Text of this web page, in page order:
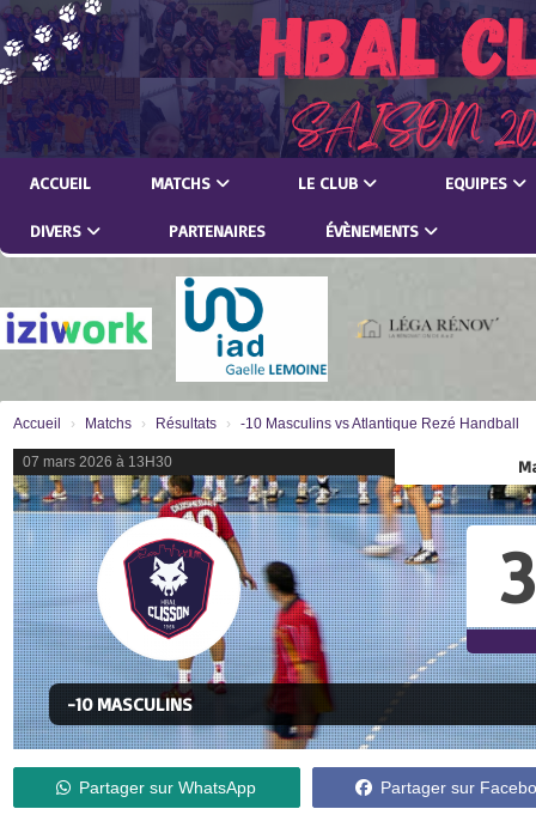
ACCUEIL MATCHS LE CLUB EQUIPES
DIVERS PARTENAIRES ÉVÈNEMENTS
Accueil Matchs Résultats -10 Masculins vs Atlantique Rezé Handball
07 mars 2026 à 13H30
-10 MASCULINS
Partager sur WhatsApp Partager sur
Panneau de gestion des cookies